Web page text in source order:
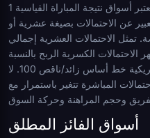
تعتبر أسواق نتيجة المباراة القياسية 1X2 هي العمود الفقري للمراهنات
عن الاحتمالات بصيغة عشرية أو
تمثل الاحتمالات العشرية إجمالي
الاحتمالات الكسرية الربح بالنسبة
للمراهنة، وتستخدم الاحتمالات الأمريكية خط أساس زائد/ناقص 100. لا
المباشرة تتغير باستمرار مع
أسواق الفائز المطلق